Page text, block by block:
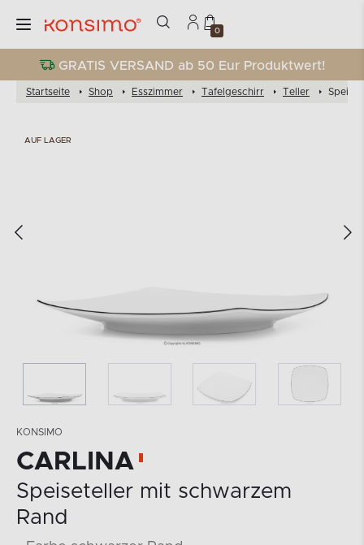
0
GRATIS VERSAND ab 50 Eur Produktwert!
Startseite Shop Esszimmer Tafelgeschirr Teller
AUF LAGER
KONSIMO
CARLINA
Speiseteller mit schwarzem
Rand